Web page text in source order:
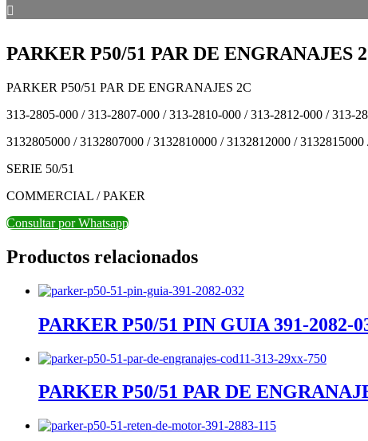
PARKER P50/51 PAR DE ENGRANAJES
PARKER P50/51 PAR DE ENGRANAJES 2C
313-2805-000 / 313-2807-000 / 313-2810-000 / 313-2812-000 / 313-
3132805000 / 3132807000 / 3132810000 / 3132812000 /
SERIE 50/51
COMMERCIAL / PAKER
Consultar por Whatsapp
Productos relacionados
PARKER P50/51 PIN GUIA 391-2082-
PARKER P50/51 PAR DE